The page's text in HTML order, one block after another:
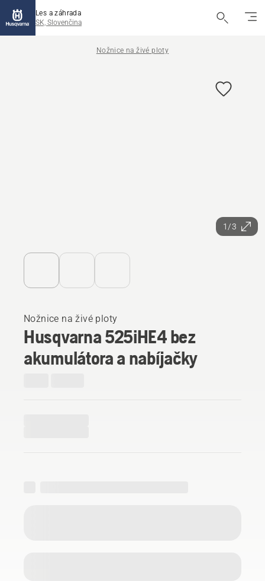
Les a záhrada
SK, Slovenčina
Nožnice na živé ploty
1/3
Nožnice na živé ploty
Husqvarna 525iHE4 bez
akumulátora a nabíjačky